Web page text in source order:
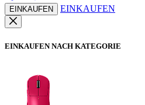
EINKAUFEN EINKAUFEN
EINKAUFEN NACH KATEGORIE